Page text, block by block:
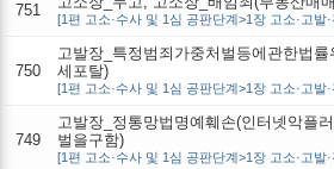
751 [1편 고소·수사 및 1심 공판단계>1장 고소·고발·
750
고발장_특정범죄가중처벌등에관한법률
세포탈)
[1편 고소·수사 및 1심 공판단계>1장 고소·고발·
749
고발장_정통망법명예훼손(인터넷악플
벌을구함)
[1편 고소·수사 및 1심 공판단계>1장 고소·고발·